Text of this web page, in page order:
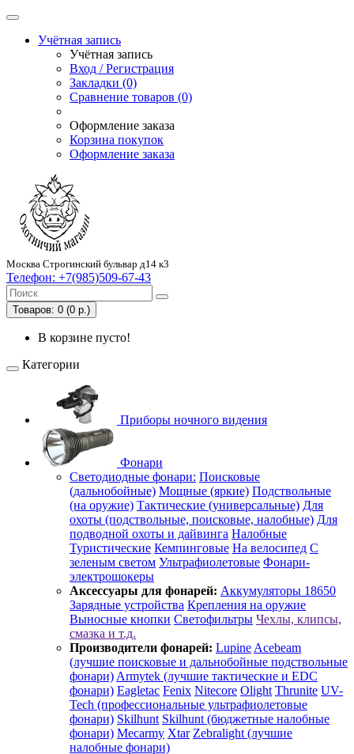
Учётная запись
Учётная запись
Вход / Регистрация
Закладки (0)
Сравнение товаров (0)
Оформление заказа
Корзина покупок
Оформление заказа
Москва Строгинский бульвар д14 к3
Телефон: +7(985)509-67-43
Товаров: 0 (0 р.)
В корзине пусто!
Категории
Приборы ночного видения
Фонари
Светодиодные фонари: Поисковые
(дальнобойные) Мощные (яркие) Подствольные
(на оружие) Тактические (универсальные) Для
охоты (подствольные, поисковые, налобные) Для
подводной охоты и дайвинга Налобные
Туристические Кемпинговые На велосипед С
зеленым светом Ультрафиолетовые Фонари-
электрошокеры
Аксессуары для фонарей: Аккумуляторы 18650
Зарядные устройства Крепления на оружие
Выносные кнопки Светофильтры Чехлы, клипсы,
смазка и т.д.
Производители фонарей: Lupine Acebeam
(лучшие поисковые и дальнобойные подствольные
фонари) Armytek (лучшие тактические и EDC
фонари) Eagletac Fenix Nitecore Olight Thrunite UV-
Tech (профессиональные ультрафиолетовые
фонари) Skilhunt Skilhunt (бюджетные налобные
фонари) Mecarmy Xtar Zebralight (лучшие
налобные фонари)